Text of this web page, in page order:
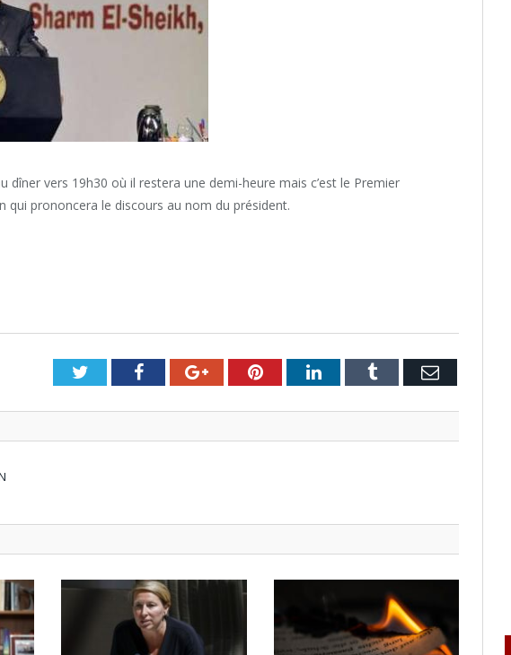
dîner vers 19h30 où il restera une demi-heure mais c’est le Premier
qui prononcera le discours au nom du président.
TwitterFacebookGoogle+PinterestLinkedInTumblr Email